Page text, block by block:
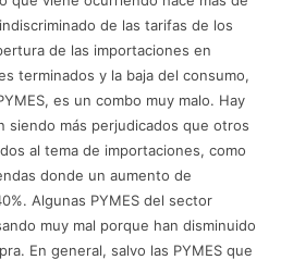
de las tarifas de los
de las importaciones en
terminados y la baja del consumo,
es un combo muy malo. Hay
siendo más perjudicados que otros
al tema de importaciones, como
donde un aumento de
Algunas PYMES del sector
muy mal porque han disminuido
En general, salvo las PYMES que